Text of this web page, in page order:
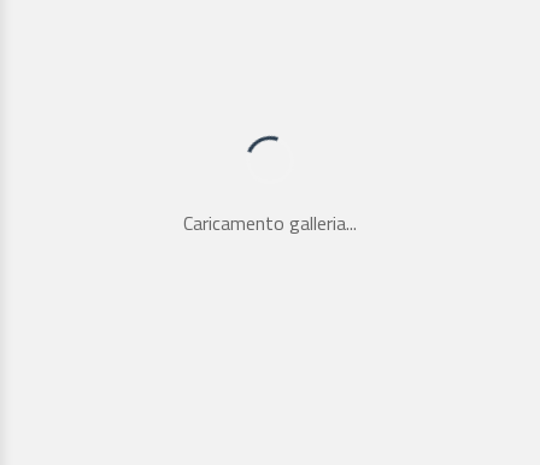
Caricamento galleria...